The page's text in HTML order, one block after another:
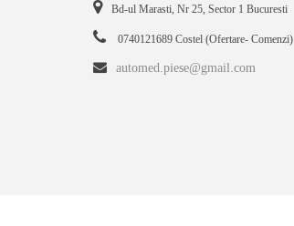
Bd-ul Marasti, Nr 25, Sector 1 Bucuresti
0740121689 Costel (Ofertare- Comenzi)
automed.piese@gmail.com